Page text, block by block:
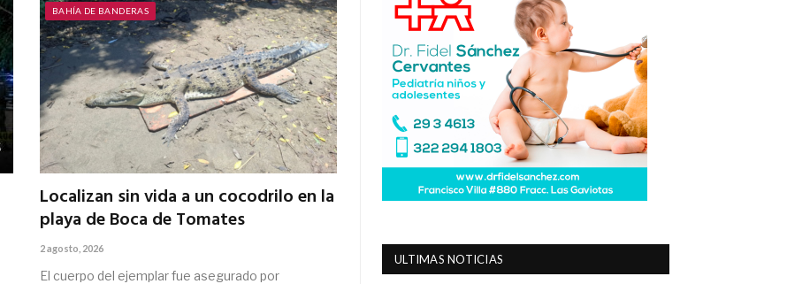
BAHÍA DE BANDERAS
Localizan sin vida a un cocodrilo en la
playa de Boca de Tomates
2 agosto, 2026
El cuerpo del ejemplar fue asegurado por
ULTIMAS NOTICIAS